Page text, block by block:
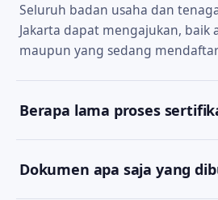
Seluruh badan usaha dan
Jakarta dapat mengajukan, baik
maupun yang sedang
Berapa lama proses
kelengkapan dokumen. Tim
Dokumen apa saja yang